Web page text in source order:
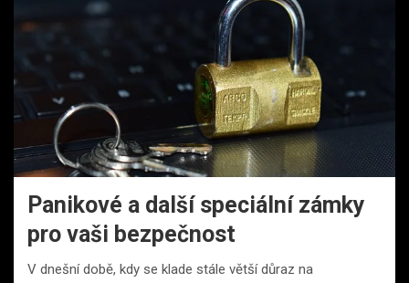
Panikové a další speciální zámky
pro vaši bezpečnost
V dnešní době, kdy se klade stále větší důraz na